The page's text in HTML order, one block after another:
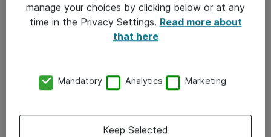
Kontrakter:Kundekontrakter hvor vi anskaffer
kundenes personopplysninger. Selgerkontrakter der de
organisasjonen
manage your choices by clicking below or at any
time in the Privacy Settings. Read more about
that here
Mandatory Analytics Marketing
Keep Selected